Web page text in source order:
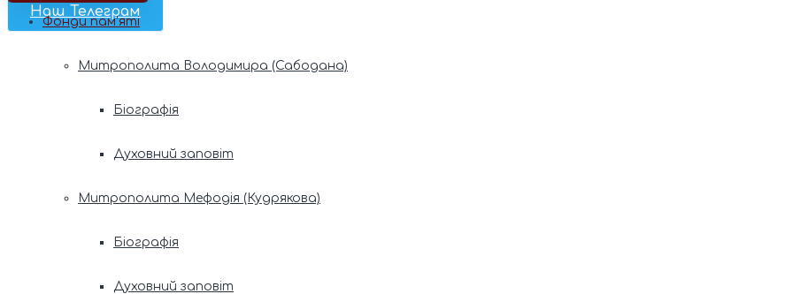
Наш Телеграм
Фонди пам’яті
Митрополита Володимира (Сабодана)
Біографія
Духовний заповіт
Митрополита Мефодія (Кудрякова)
Біографія
Духовний заповіт